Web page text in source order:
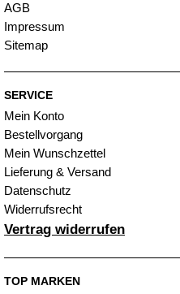
AGB
Impressum
Sitemap
SERVICE
Mein Konto
Bestellvorgang
Mein Wunschzettel
Lieferung & Versand
Datenschutz
Widerrufsrecht
Vertrag widerrufen
TOP MARKEN